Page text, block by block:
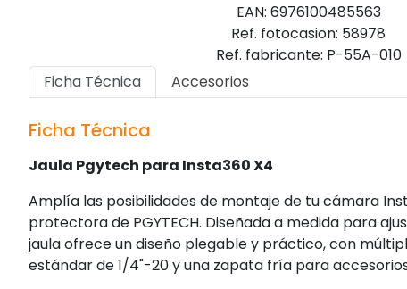
EAN: 6976100485563
Ref. fotocasion: 58978
Ref. fabricante: P-55A-010
Ficha Técnica Accesorios
Ficha Técnica
Jaula Pgytech para Insta360 X4
Amplía las posibilidades de montaje de tu cámara
protectora de PGYTECH. Diseñada a medida para
jaula ofrece un diseño plegable y práctico, con
estándar de 1/4"-20 y una zapata fría para